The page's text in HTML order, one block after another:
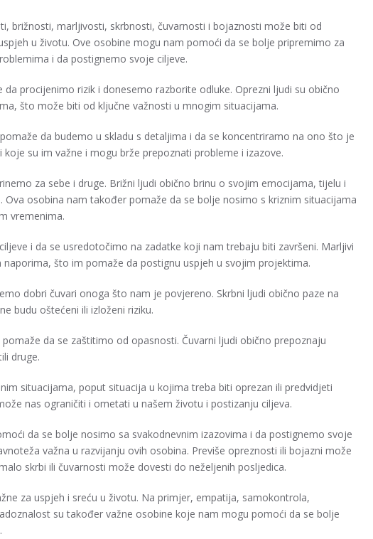
brižnosti, marljivosti, skrbnosti, čuvarnosti i bojaznosti može biti od
u životu. Ove osobine mogu nam pomoći da se bolje pripremimo za
i da postignemo svoje ciljeve.
procijenimo rizik i donesemo razborite odluke. Oprezni ljudi su obično
što može biti od ključne važnosti u mnogim situacijama.
da budemo u skladu s detaljima i da se koncentriramo na ono što je
su im važne i mogu brže prepoznati probleme i izazove.
za sebe i druge. Brižni ljudi obično brinu o svojim emocijama, tijelu i
osobina nam također pomaže da se bolje nosimo s kriznim situacijama
vremenima.
i da se usredotočimo na zadatke koji nam trebaju biti završeni. Marljivi
što im pomaže da postignu uspjeh u svojim projektima.
dobri čuvari onoga što nam je povjereno. Skrbni ljudi obično paze na
budu oštećeni ili izloženi riziku.
da se zaštitimo od opasnosti. Čuvarni ljudi obično prepoznaju
druge.
situacijama, poput situacija u kojima treba biti oprezan ili predvidjeti
nas ograničiti i ometati u našem životu i postizanju ciljeva.
da se bolje nosimo sa svakodnevnim izazovima i da postignemo svoje
važna u razvijanju ovih osobina. Previše opreznosti ili bojazni može
skrbi ili čuvarnosti može dovesti do neželjenih posljedica.
za uspjeh i sreću u životu. Na primjer, empatija, samokontrola,
su također važne osobine koje nam mogu pomoći da se bolje